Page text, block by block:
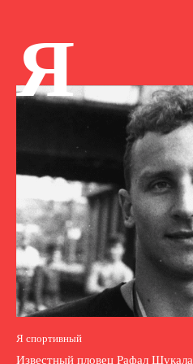
Я
Я спортивный
Известный пловец Рафал Шукала